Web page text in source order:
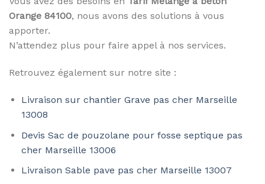
Orange 84100, nous avons des solutions à vous
apporter.
N’attendez plus pour faire appel à nos services.
Retrouvez également sur notre site :
Livraison sur chantier Grave pas cher Marseille
13008
Devis Sac de pouzolane pour fosse septique pas
cher Marseille 13006
Livraison Sable pave pas cher Marseille 13007